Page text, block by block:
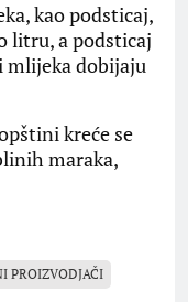
kao podsticaj,
litru, a podsticaj
mlijeka dobijaju
kreće se
maraka,
PROIZVODJAČI